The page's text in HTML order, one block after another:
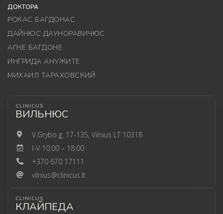
ДОКТОРА
РОКАС БАГДОНАС
ДАЙНЮС ДАУНОРАВИЧЮС
АГНЕ БАГДОНЕ
ИНГРИДА АНУЖИТЕ
МИХАИЛ ТАРАХОВСКИЙ
CLINICUS
ВИЛЬНЮС
V.Grybo g. 17-135, Vilnius LT 10318
I-V 10:00 – 18:00
+370 670 17111
vilnius@clinicus.lt
CLINICUS
КЛАЙПЕДА